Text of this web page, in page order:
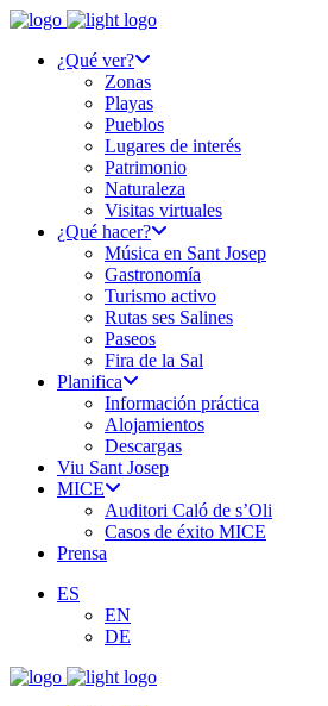
¿Qué ver?
Zonas
Playas
Pueblos
Lugares de interés
Patrimonio
Naturaleza
Visitas virtuales
¿Qué hacer?
Música en Sant Josep
Gastronomía
Turismo activo
Rutas ses Salines
Paseos
Fira de la Sal
Planifica
Información práctica
Alojamientos
Descargas
Viu Sant Josep
MICE
Auditori Caló de s’Oli
Casos de éxito MICE
Prensa
ES
EN
DE